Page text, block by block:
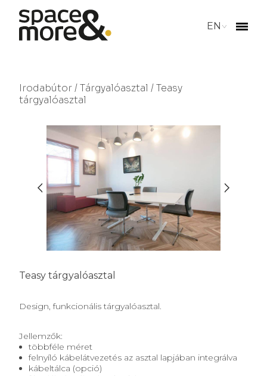
EN
Irodabútor/Tárgyalóasztal / Teasy
tárgyalóasztal
Teasy tárgyalóasztal
Design, funkcionális tárgyalóasztal.
Jellemzők:
többféle méret
felnyíló kábelátvezetés az asztal lapjában integrálva
kábeltálca (opció)